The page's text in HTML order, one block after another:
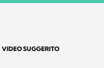
VIDEO SUGGERITO